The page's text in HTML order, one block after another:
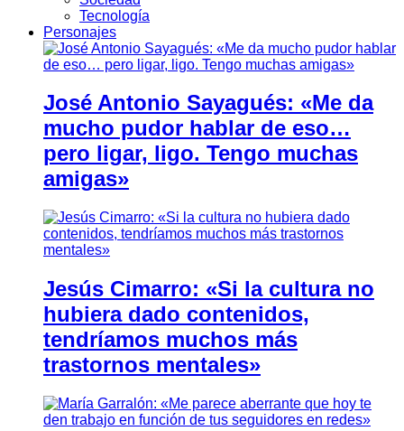
Tecnología
Personajes
José Antonio Sayagués: «Me da
mucho pudor hablar de eso…
pero ligar, ligo. Tengo muchas
amigas»
Jesús Cimarro: «Si la cultura no
hubiera dado contenidos,
tendríamos muchos más
trastornos mentales»